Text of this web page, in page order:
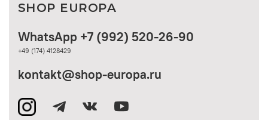
WhatsApp +7 (992) 520-26-90
+49 (174) 4128429
kontakt@shop-europa.ru
SHOP EUROPA